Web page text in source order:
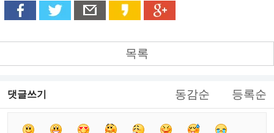
목록
댓글쓰기 동감순 등록순